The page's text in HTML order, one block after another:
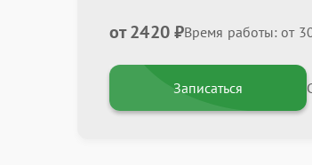
от 2420 ₽Время работы: от
Записаться